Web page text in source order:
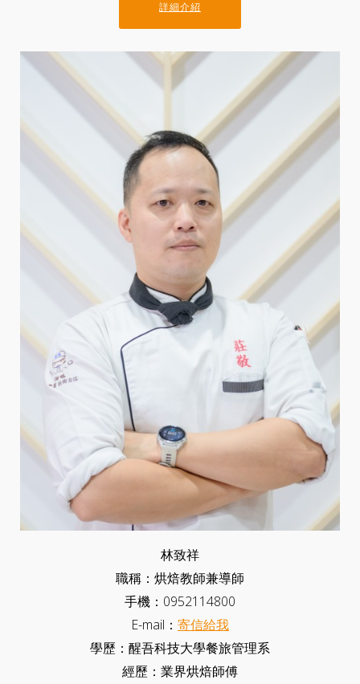
詳細介紹
林致祥
職稱：烘焙教師兼導師
手機：0952114800
E-mail： 寄信給我
學歷：醒吾科技大學餐旅管理系
經歷：業界烘焙師傅